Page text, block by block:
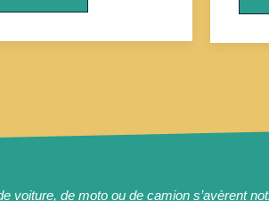
voiture, de moto ou de camion s’avèrent